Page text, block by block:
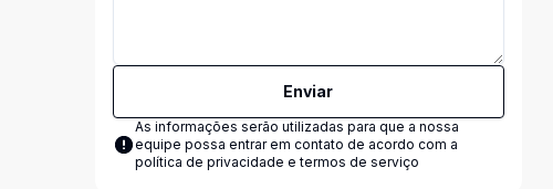
Enviar
As informações serão utilizadas para que a nossa
equipe possa entrar em contato de acordo com a
política de privacidade e termos de serviço